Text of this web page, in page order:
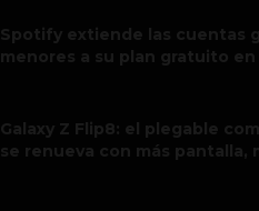
Spotify extiende las cuentas
menores a su plan gratuito en
Galaxy Z Flip8: el plegable
se renueva con más pantalla,